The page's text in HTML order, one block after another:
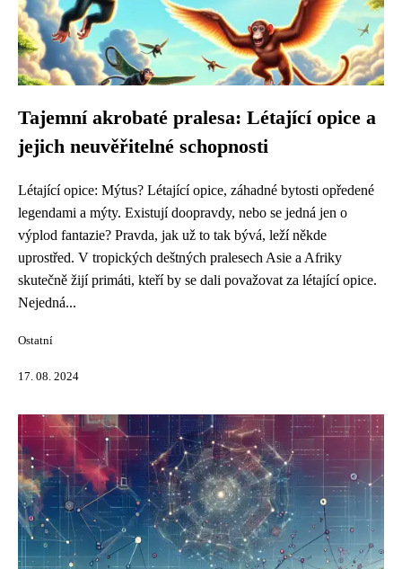
Tajemní akrobaté pralesa: Létající opice a
jejich neuvěřitelné schopnosti
Létající opice: Mýtus? Létající opice, záhadné bytosti opředené
legendami a mýty. Existují doopravdy, nebo se jedná jen o
výplod fantazie? Pravda, jak už to tak bývá, leží někde
uprostřed. V tropických deštných pralesech Asie a Afriky
skutečně žijí primáti, kteří by se dali považovat za létající opice.
Nejedná...
Ostatní
17. 08. 2024